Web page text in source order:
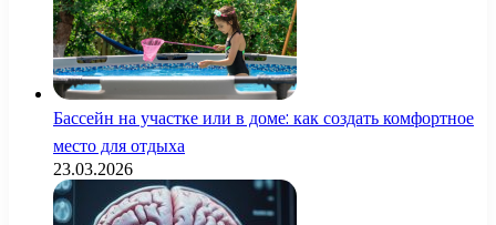
Бассейн на участке или в доме: как создать комфортное
место для отдыха
23.03.2026